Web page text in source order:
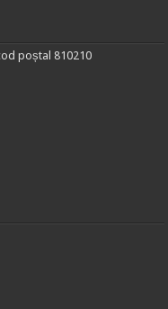
poștal 810210